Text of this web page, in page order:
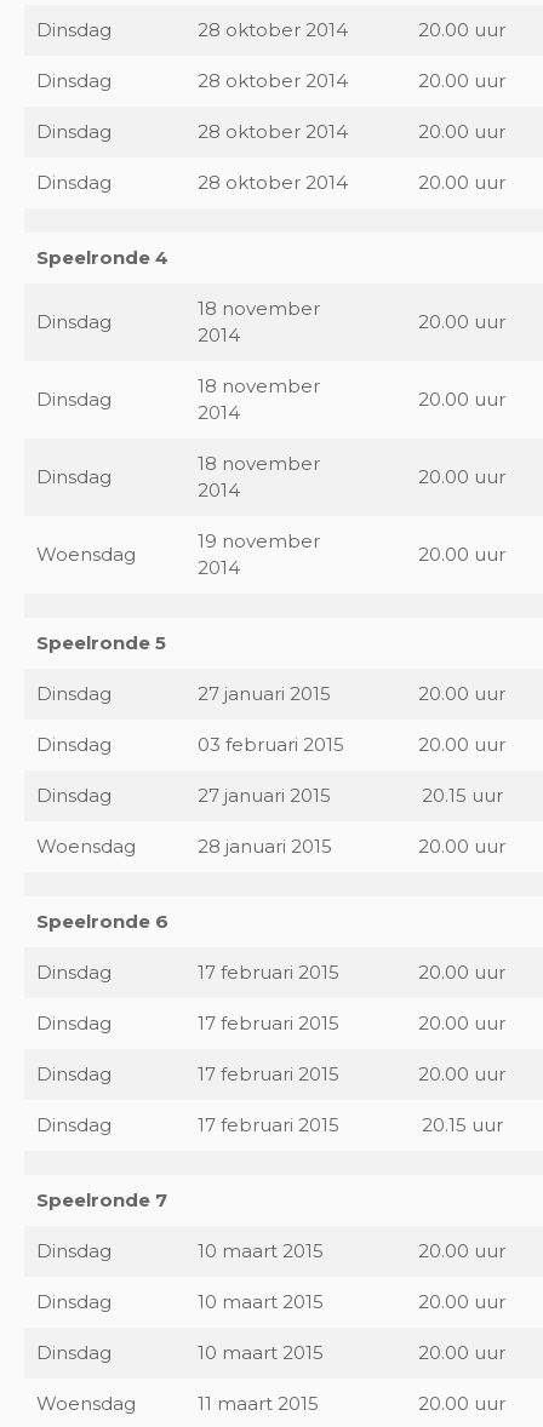
Dinsdag 28 oktober 2014 20.00 uur
Dinsdag 28 oktober 2014 20.00 uur
Dinsdag 28 oktober 2014 20.00 uur
Dinsdag 28 oktober 2014 20.00 uur
Speelronde 4
Dinsdag
18 november
2014
20.00 uur
Dinsdag
18 november
2014
20.00 uur
Dinsdag
18 november
2014
20.00 uur
Woensdag
19 november
2014
20.00 uur
Speelronde 5
Dinsdag 27 januari 2015 20.00 uur
Dinsdag 03 februari 2015 20.00 uur
Dinsdag 27 januari 2015 20.15 uur
Woensdag 28 januari 2015 20.00 uur
Speelronde 6
Dinsdag 17 februari 2015 20.00 uur
Dinsdag 17 februari 2015 20.00 uur
Dinsdag 17 februari 2015 20.00 uur
Dinsdag 17 februari 2015 20.15 uur
Speelronde 7
Dinsdag 10 maart 2015 20.00 uur
Dinsdag 10 maart 2015 20.00 uur
Dinsdag 10 maart 2015 20.00 uur
Woensdag 11 maart 2015 20.00 uur